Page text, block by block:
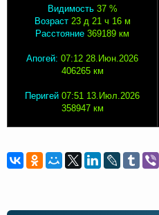
Видимость 37 %
Возраст 23 д 21 ч 16 м
Расстояние 369189 км
Апогей: 07:12 28.Июн.2026
406265 км
Перигей 07:51 13.Июл.2026
358947 км